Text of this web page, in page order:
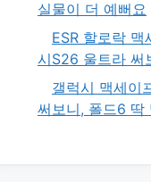
실물이 더 예뻐요
ESR 할로락 맥
시S26 울트라 써
갤럭시 맥세이
써보니, 폴드6 딱